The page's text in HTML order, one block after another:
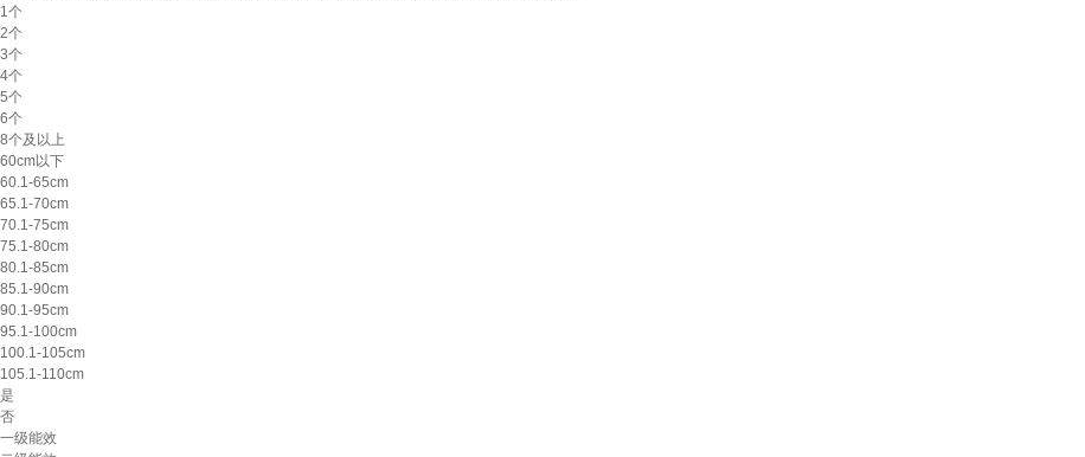
1个
2个
3个
4个
5个
6个
8个及以上
60cm以下
60.1-65cm
65.1-70cm
70.1-75cm
75.1-80cm
80.1-85cm
85.1-90cm
90.1-95cm
95.1-100cm
100.1-105cm
105.1-110cm
是
否
一级能效